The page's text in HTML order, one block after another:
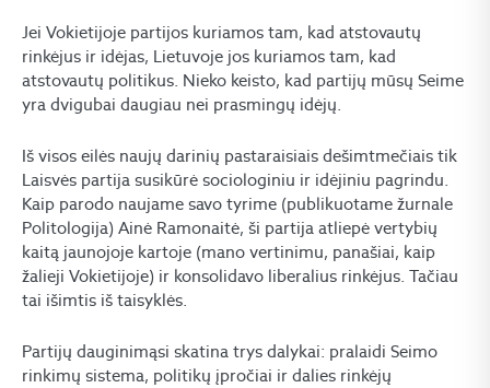
Jei Vokietijoje partijos kuriamos tam, kad atstovautų
rinkėjus ir idėjas, Lietuvoje jos kuriamos tam, kad
atstovautų politikus. Nieko keisto, kad partijų mūsų Seime
yra dvigubai daugiau nei prasmingų idėjų.
Iš visos eilės naujų darinių pastaraisiais dešimtmečiais tik
Laisvės partija susikūrė sociologiniu ir idėjiniu pagrindu.
Kaip parodo naujame savo tyrime (publikuotame žurnale
Politologija) Ainė Ramonaitė, ši partija atliepė vertybių
kaitą jaunojoje kartoje (mano vertinimu, panašiai, kaip
žalieji Vokietijoje) ir konsolidavo liberalius rinkėjus. Tačiau
tai išimtis iš taisyklės.
Partijų dauginimąsi skatina trys dalykai: pralaidi Seimo
rinkimų sistema, politikų įpročiai ir dalies rinkėjų